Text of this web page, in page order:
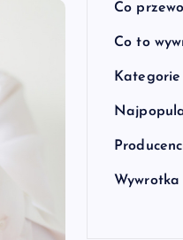
Co
Co to
Kategorie